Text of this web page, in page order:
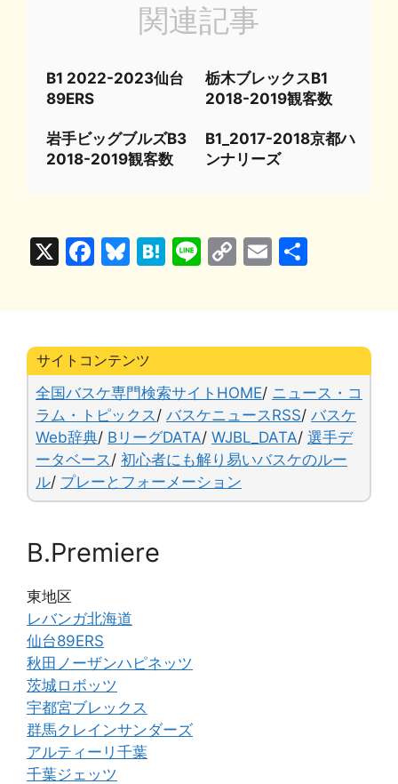
関連記事
B1 2022-2023仙台
89ERS
栃木ブレックスB1
2018-2019観客数
岩手ビッグブルズB3
2018-2019観客数
B1_2017-2018京都ハ
ンナリーズ
X
F
b
o
o
k
Bl
k
y
H
Li C
n
k
E
サイトコンテンツ
全国バスケ専門検索サイトHOME/ ニュース・コ
ラム・トピックス / バスケニュースRSS/ バスケ
Web辞典/ BリーグDATA/ WJBL_DATA/ 選手デ
ータベース / 初心者にも解り易いバスケのルー
ル/ プレーとフォーメーション
B.Premiere
東地区
レバンガ北海道
仙台89ERS
秋田ノーザンハピネッツ
茨城ロボッツ
宇都宮ブレックス
群馬クレインサンダーズ
アルティーリ千葉
千葉ジェッツ